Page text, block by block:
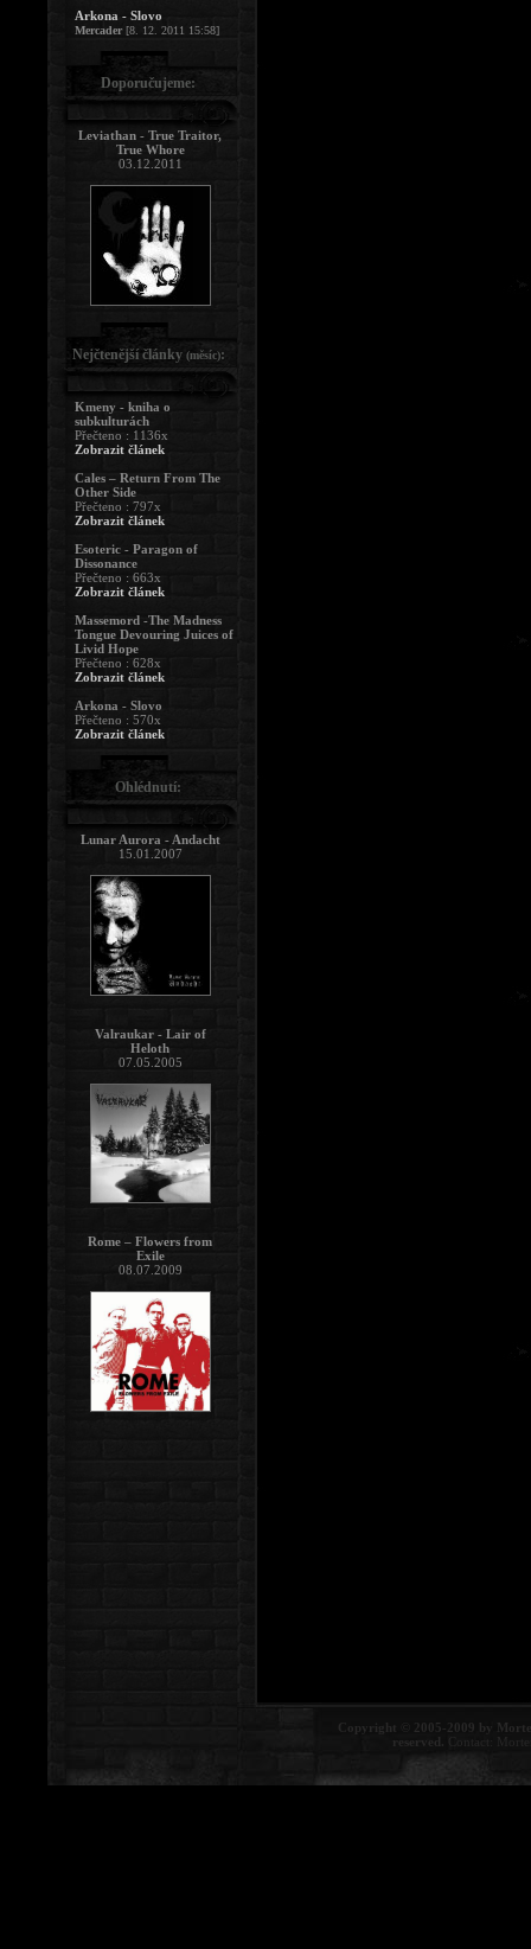
Copyright © 2005-2009 by
reserved. Contact:
Arkona - Slovo
Mercader[8. 12. 2011 15:58]
Doporučujeme:
Leviathan - True Traitor,
True Whore
03.12.2011
Nejčtenější články (měsíc):
Kmeny - kniha o
subkulturách
Přečteno : 1136x
Zobrazit článek
Cales – Return From The
Other Side
Přečteno : 797x
Zobrazit článek
Esoteric - Paragon of
Dissonance
Přečteno : 663x
Zobrazit článek
Massemord -The Madness
Tongue Devouring Juices of
Livid Hope
Přečteno : 628x
Zobrazit článek
Arkona - Slovo
Přečteno : 570x
Zobrazit článek
Ohlédnutí:
Lunar Aurora - Andacht
15.01.2007
Valraukar - Lair of
Heloth
07.05.2005
Rome – Flowers from
Exile
08.07.2009